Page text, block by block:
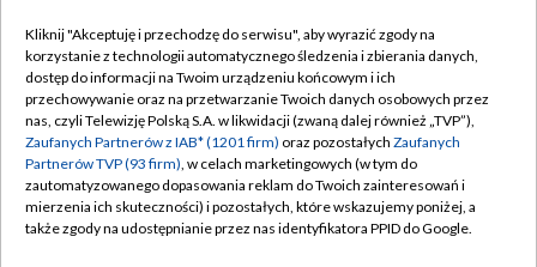
TVP
Abonament TVP
Emisja w TVP
Centrum informacji TVP
Naziemna Telewizja Cyfrowa
Regulamin TVP
Polityka prywatności
Moje zgody
Pomoc
Kliknij "Akceptuję i przechodzę do serwisu", aby wyrazić zgody na
korzystanie z technologii automatycznego śledzenia i zbierania danych,
dostęp do informacji na Twoim urządzeniu końcowym i ich
przechowywanie oraz na przetwarzanie Twoich danych osobowych przez
nas, czyli Telewizję Polską S.A. w likwidacji (zwaną dalej również „TVP”),
Zaufanych Partnerów z IAB* (1201 firm) oraz pozostałych Zaufanych
Partnerów TVP (93 firm), w celach marketingowych (w tym do
zautomatyzowanego dopasowania reklam do Twoich zainteresowań i
mierzenia ich skuteczności) i pozostałych, które wskazujemy poniżej, a
także zgody na udostępnianie przez nas identyfikatora PPID do Google.